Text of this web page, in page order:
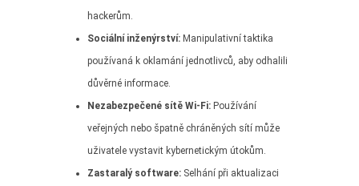
hackerům.
Sociální inženýrství: Manipulativní taktika
používaná k oklamání jednotlivců, aby odhalili
důvěrné informace.
Nezabezpečené sítě Wi-Fi: Používání
veřejných nebo špatně chráněných sítí může
uživatele vystavit kybernetickým útokům.
Zastaralý software: Selhání při aktualizaci